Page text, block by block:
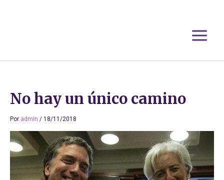
No hay un único camino
Por admin / 18/11/2018